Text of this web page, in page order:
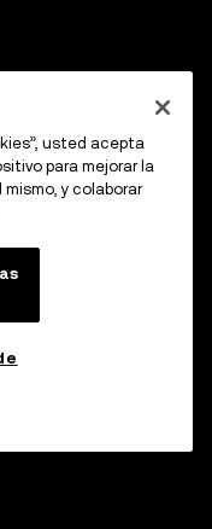
usted acepta
para mejorar la
y colaborar